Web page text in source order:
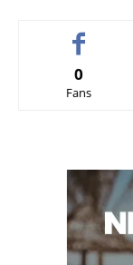
0
Fans